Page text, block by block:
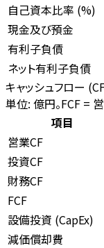
自己資本比率 (%)
現金及び預金
有利子負債
ネット有利子負債
キャッシュフロー
単位: 億円。FCF =
項目
営業CF
投資CF
財務CF
FCF
設備投資 (CapEx)
減価償却費